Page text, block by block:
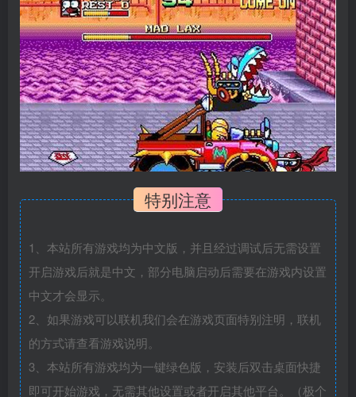
特别注意
1、本站所有游戏均为中文版，并且经过调试后无需设置
开启游戏后就是中文，部分电脑启动后需要在游戏内设置
中文才会显示。
2、如果游戏可以联机我们会在游戏页面特别注明，联机
的方式请查看游戏说明。
3、本站所有游戏均为一键绿色版，安装后双击桌面快捷
即可开始游戏，无需其他设置或者开启其他平台。（极个